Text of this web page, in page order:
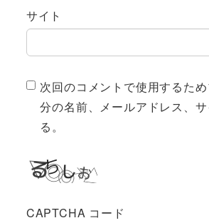
サイト
次回のコメントで使用するた
分の名前、メールアドレス、
る。
CAPTCHA コード